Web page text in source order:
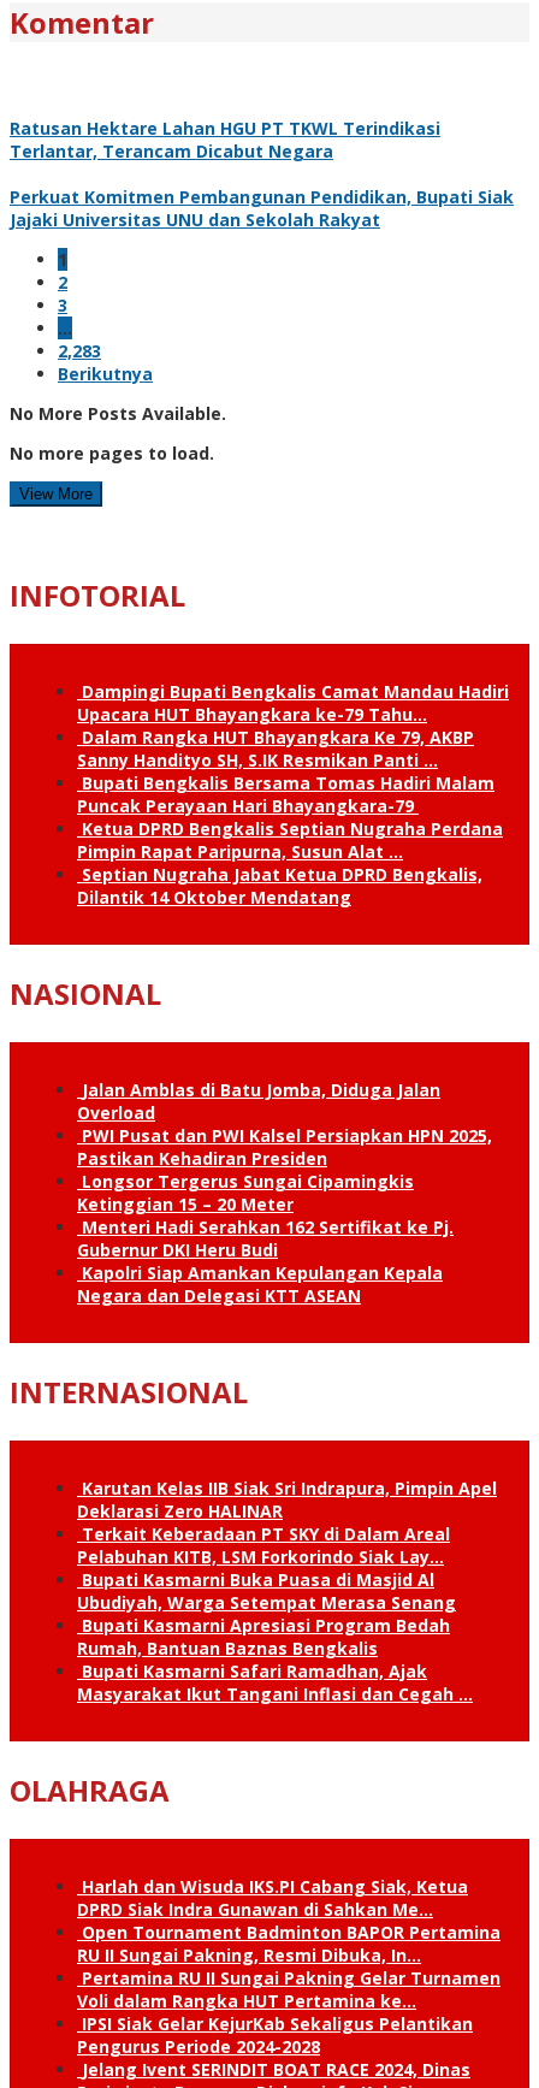
Komentar
Ratusan Hektare Lahan HGU PT TKWL Terindikasi
Terlantar, Terancam Dicabut Negara
Perkuat Komitmen Pembangunan Pendidikan, Bupati Siak
Jajaki Universitas UNU dan Sekolah Rakyat
1
2
3
…
2,283
Berikutnya
No More Posts Available.
No more pages to load.
View More
INFOTORIAL
Dampingi Bupati Bengkalis Camat Mandau Hadiri
Upacara HUT Bhayangkara ke-79 Tahu…
Dalam Rangka HUT Bhayangkara Ke 79, AKBP
Sanny Handityo SH, S.IK Resmikan Panti …
Bupati Bengkalis Bersama Tomas Hadiri Malam
Puncak Perayaan Hari Bhayangkara-79
Ketua DPRD Bengkalis Septian Nugraha Perdana
Pimpin Rapat Paripurna, Susun Alat …
Septian Nugraha Jabat Ketua DPRD Bengkalis,
Dilantik 14 Oktober Mendatang
NASIONAL
Jalan Amblas di Batu Jomba, Diduga Jalan
Overload
PWI Pusat dan PWI Kalsel Persiapkan HPN 2025,
Pastikan Kehadiran Presiden
Longsor Tergerus Sungai Cipamingkis
Ketinggian 15 – 20 Meter
Menteri Hadi Serahkan 162 Sertifikat ke Pj.
Gubernur DKI Heru Budi
Kapolri Siap Amankan Kepulangan Kepala
Negara dan Delegasi KTT ASEAN
INTERNASIONAL
Karutan Kelas IIB Siak Sri Indrapura, Pimpin Apel
Deklarasi Zero HALINAR
Terkait Keberadaan PT SKY di Dalam Areal
Pelabuhan KITB, LSM Forkorindo Siak Lay…
Bupati Kasmarni Buka Puasa di Masjid Al
Ubudiyah, Warga Setempat Merasa Senang
Bupati Kasmarni Apresiasi Program Bedah
Rumah, Bantuan Baznas Bengkalis
Bupati Kasmarni Safari Ramadhan, Ajak
Masyarakat Ikut Tangani Inflasi dan Cegah …
OLAHRAGA
Harlah dan Wisuda IKS.PI Cabang Siak, Ketua
DPRD Siak Indra Gunawan di Sahkan Me…
Open Tournament Badminton BAPOR Pertamina
RU II Sungai Pakning, Resmi Dibuka, In…
Pertamina RU II Sungai Pakning Gelar Turnamen
Voli dalam Rangka HUT Pertamina ke…
IPSI Siak Gelar KejurKab Sekaligus Pelantikan
Pengurus Periode 2024-2028
Jelang Ivent SERINDIT BOAT RACE 2024, Dinas